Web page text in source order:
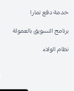
خدمة دفع تمارا
برنامج التسويق بالعمولة
نظام الولاء